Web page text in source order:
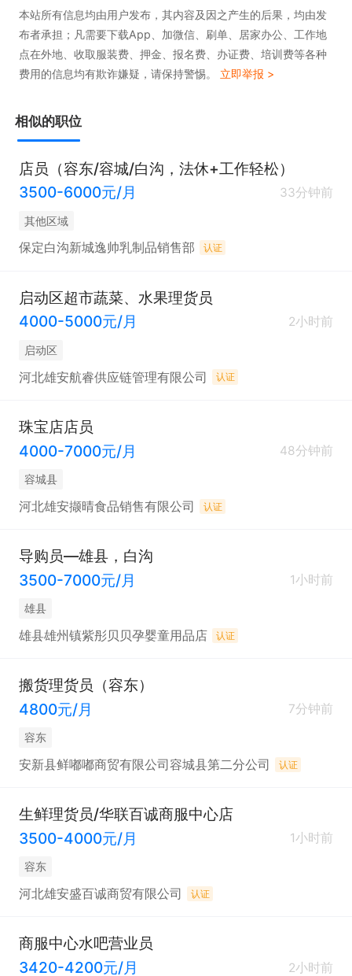
本站所有信息均由用户发布，其内容及因之产生的后果，均由发
布者承担；凡需要下载App、加微信、刷单、居家办公、工作地
点在外地、收取服装费、押金、报名费、办证费、培训费等各种
费用的信息均有欺诈嫌疑，请保持警惕。 立即举报 >
相似的职位
店员（容东/容城/白沟，法休+工作轻松）
3500-6000元/月
33分钟前
其他区域
保定白沟新城逸帅乳制品销售部 认证
启动区超市蔬菜、水果理货员
4000-5000元/月
2小时前
启动区
河北雄安航睿供应链管理有限公司 认证
珠宝店店员
4000-7000元/月
48分钟前
容城县
河北雄安撷晴食品销售有限公司 认证
导购员—雄县，白沟
3500-7000元/月
1小时前
雄县
雄县雄州镇紫彤贝贝孕婴童用品店 认证
搬货理货员（容东）
4800元/月
7分钟前
容东
安新县鲜嘟嘟商贸有限公司容城县第二分公司 认证
生鲜理货员/华联百诚商服中心店
3500-4000元/月
1小时前
容东
河北雄安盛百诚商贸有限公司 认证
商服中心水吧营业员
3420-4200元/月
2小时前